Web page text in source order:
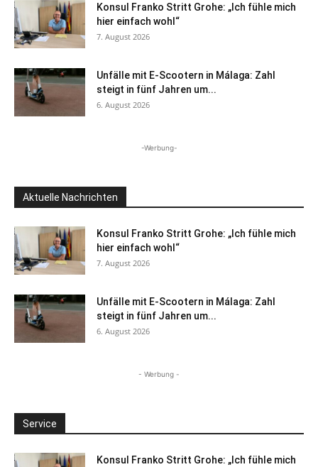
Konsul Franko Stritt Grohe: „Ich fühle mich
hier einfach wohl“
7. August 2026
Unfälle mit E-Scootern in Málaga: Zahl
steigt in fünf Jahren um...
6. August 2026
-Werbung-
Aktuelle Nachrichten
Konsul Franko Stritt Grohe: „Ich fühle mich
hier einfach wohl“
7. August 2026
Unfälle mit E-Scootern in Málaga: Zahl
steigt in fünf Jahren um...
6. August 2026
- Werbung -
Service
Konsul Franko Stritt Grohe: „Ich fühle mich